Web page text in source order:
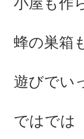
小屋も作
蜂の巣箱
遊びでい
ではでは